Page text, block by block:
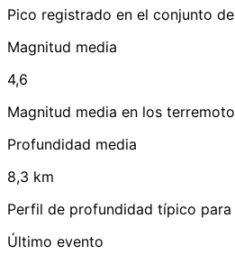
Pico registrado en el conjunto
Magnitud media
4,6
Magnitud media en los
Profundidad media
8,3 km
Perfil de profundidad típico para
Último evento